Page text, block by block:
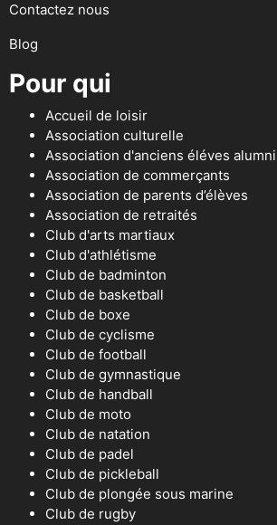
Contactez nous
Blog
Pour qui
Accueil de loisir
Association culturelle
Association d'anciens éléves alumni
Association de commerçants
Association de parents d’élèves
Association de retraités
Club d'arts martiaux
Club d'athlétisme
Club de badminton
Club de basketball
Club de boxe
Club de cyclisme
Club de football
Club de gymnastique
Club de handball
Club de moto
Club de natation
Club de padel
Club de pickleball
Club de plongée sous marine
Club de rugby